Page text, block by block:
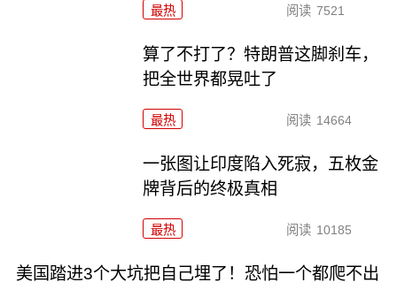
最热 阅读 7521
算了不打了？特朗普这脚刹车，
把全世界都晃吐了
最热 阅读 14664
一张图让印度陷入死寂，五枚金
牌背后的终极真相
最热 阅读 10185
美国踏进3个大坑把自己埋了！恐怕一个都爬不出